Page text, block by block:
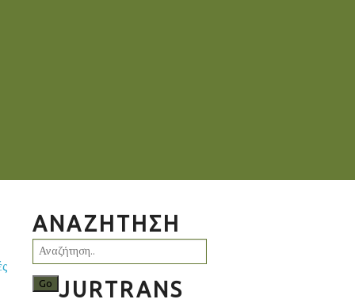
ΑΝΑΖΉΤΗΣΗ
JURTRANS